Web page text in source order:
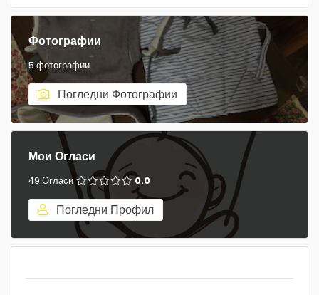
Фотографии
5 фотографии
Погледни Фотографии
Мои Огласи
49 Огласи 0.0
Погледни Профил